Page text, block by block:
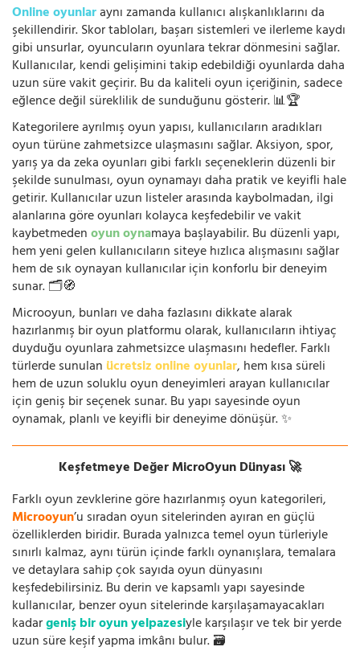
Online oyunlaraynı zamanda kullanıcı alışkanlıklarını da
şekillendirir. Skor tabloları, başarı sistemleri ve ilerleme kaydı
gibi unsurlar, oyuncuların oyunlara tekrar dönmesini sağlar.
Kullanıcılar, kendi gelişimini takip edebildiği oyunlarda daha
uzun süre vakit geçirir. Bu da kaliteli oyun içeriğinin, sadece
eğlence değil süreklilik de sunduğunu gösterir. 📊🏆
Kategorilere ayrılmış oyun yapısı, kullanıcıların aradıkları
oyun türüne zahmetsizce ulaşmasını sağlar. Aksiyon, spor,
yarış ya da zeka oyunları gibi farklı seçeneklerin düzenli bir
şekilde sunulması, oyun oynamayı daha pratik ve keyifli hale
getirir. Kullanıcılar uzun listeler arasında kaybolmadan, ilgi
alanlarına göre oyunları kolayca keşfedebilir ve vakit
kaybetmedenoyun oynamaya başlayabilir. Bu düzenli yapı,
hem yeni gelen kullanıcıların siteye hızlıca alışmasını sağlar
hem de sık oynayan kullanıcılar için konforlu bir deneyim
sunar. 🗂️🧭
Microoyun, bunları ve daha fazlasını dikkate alarak
hazırlanmış bir oyun platformu olarak, kullanıcıların ihtiyaç
duyduğu oyunlara zahmetsizce ulaşmasını hedefler. Farklı
türlerde sunulan ücretsiz online oyunlar, hem kısa süreli
hem de uzun soluklu oyun deneyimleri arayan kullanıcılar
için geniş bir seçenek sunar. Bu yapı sayesinde oyun
oynamak, planlı ve keyifli bir deneyime dönüşür. ✨
Keşfetmeye Değer MicroOyun Dünyası 🚀
Farklı oyun zevklerine göre hazırlanmış oyun kategorileri,
Microoyun’u sıradan oyun sitelerinden ayıran en güçlü
özelliklerden biridir. Burada yalnızca temel oyun türleriyle
sınırlı kalmaz, aynı türün içinde farklı oynanışlara, temalara
ve detaylara sahip çok sayıda oyun dünyasını
keşfedebilirsiniz. Bu derin ve kapsamlı yapı sayesinde
kullanıcılar, benzer oyun sitelerinde karşılaşamayacakları
kadargeniş bir oyun yelpazesiyle karşılaşır ve tek bir yerde
uzun süre keşif yapma imkânı bulur. 🗃️